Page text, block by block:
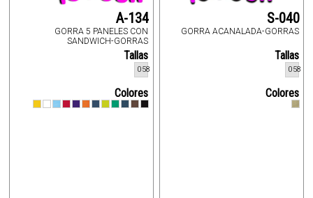
A-134
GORRA 5 PANELES CON
SANDWICH-GORRAS
Tallas
058
Colores
S-040
GORRA ACANALADA-GORRAS
Tallas
058
Colores